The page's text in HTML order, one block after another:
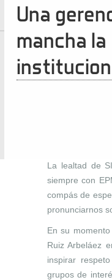
Una
mancha la
La lealtad de
siempre con
compás de
pronunciarnos
En su
Ruiz Arbeláez
inspirar
grupos de